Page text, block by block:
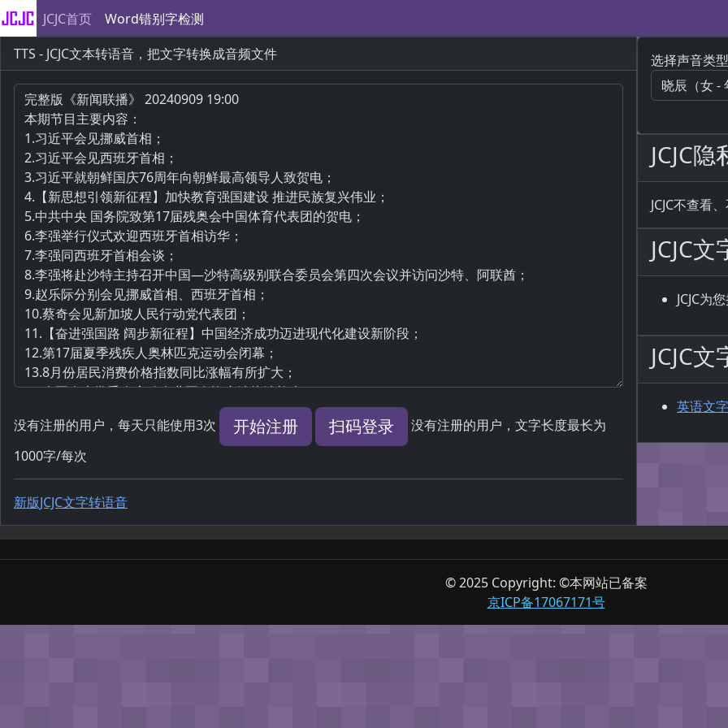
JCJC首页
Word错别字检测
TTS - JCJC文本转语音，把文字转换成音频文件
没有注册的用户，每天只能使用3次 开始注册 扫码登录
没有注册的用户，文字长度最长为
1000字/每次
新版JCJC文字转语音
选择声音类
JCJC
JCJC不查看
JCJC
JCJC为
JCJC
英语文
© 2025 Copyright: ©本网站已备案
京ICP备17067171号